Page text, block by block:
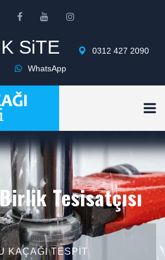
SiTE
0312 427 2090
WhatsApp
Tesisatçısı
KAÇAĞI TESPIT